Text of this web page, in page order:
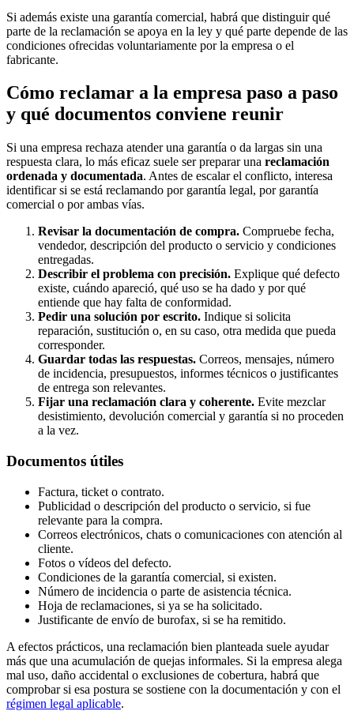
Si además existe una garantía comercial, habrá que distinguir qué
parte de la reclamación se apoya en la ley y qué parte depende de las
condiciones ofrecidas voluntariamente por la empresa o el
fabricante.
Cómo reclamar a la empresa paso a paso
y qué documentos conviene reunir
Si una empresa rechaza atender una garantía o da largas sin una
respuesta clara, lo más eficaz suele ser preparar una reclamación
ordenada y documentada. Antes de escalar el conflicto, interesa
identificar si se está reclamando por garantía legal, por garantía
comercial o por ambas vías.
Revisar la documentación de compra. Compruebe fecha,
vendedor, descripción del producto o servicio y condiciones
entregadas.
Describir el problema con precisión. Explique qué defecto
existe, cuándo apareció, qué uso se ha dado y por qué
entiende que hay falta de conformidad.
Pedir una solución por escrito. Indique si solicita
reparación, sustitución o, en su caso, otra medida que pueda
corresponder.
Guardar todas las respuestas. Correos, mensajes, número
de incidencia, presupuestos, informes técnicos o justificantes
de entrega son relevantes.
Fijar una reclamación clara y coherente. Evite mezclar
desistimiento, devolución comercial y garantía si no proceden
a la vez.
Documentos útiles
Factura, ticket o contrato.
Publicidad o descripción del producto o servicio, si fue
relevante para la compra.
Correos electrónicos, chats o comunicaciones con atención al
cliente.
Fotos o vídeos del defecto.
Condiciones de la garantía comercial, si existen.
Número de incidencia o parte de asistencia técnica.
Hoja de reclamaciones, si ya se ha solicitado.
Justificante de envío de burofax, si se ha remitido.
A efectos prácticos, una reclamación bien planteada suele ayudar
más que una acumulación de quejas informales. Si la empresa alega
mal uso, daño accidental o exclusiones de cobertura, habrá que
comprobar si esa postura se sostiene con la documentación y con el
régimen legal aplicable.